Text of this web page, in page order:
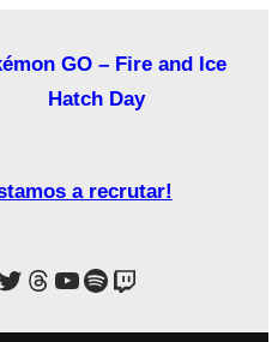
GO – Fire and Ice
Hatch Day
a recrutar!
Twitter
Estamos no Threads!
YouTube
Spotify
Twitch